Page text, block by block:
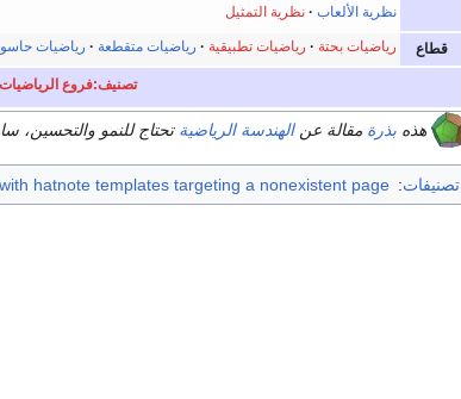
نظرية الألعاب
نظرية التمثيل
قطاع رياضيات بحتة رياضيات تطبيقية رياضيات متقطعة رياضيات
تصنيف:فروع الرياضيات
هذه بذرة مقالة عنالهندسة الرياضية تحتاج للنمو والتحسين،
تصنيفات:
hatnote templates targeting a nonexistent page